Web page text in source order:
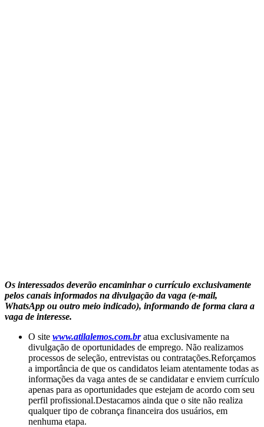
Os interessados deverão encaminhar o currículo exclusivamente
pelos canais informados na divulgação da vaga (e-mail,
WhatsApp ou outro meio indicado), informando de forma clara a
vaga de interesse.
O site www.atilalemos.com.bratua exclusivamente na
divulgação de oportunidades de emprego. Não realizamos
processos de seleção, entrevistas ou contratações.Reforçamos
a importância de que os candidatos leiam atentamente todas as
informações da vaga antes de se candidatar e enviem currículo
apenas para as oportunidades que estejam de acordo com seu
perfil profissional.Destacamos ainda que o site não realiza
qualquer tipo de cobrança financeira dos usuários, em
nenhuma etapa.